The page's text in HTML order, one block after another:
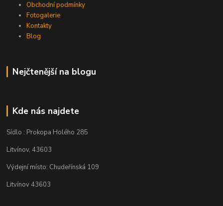
Obchodní podmínky
Fotogalerie
Kontakty
Blog
Nejčtenější na blogu
Kde nás najdete
Sídlo : Prokopa Holého 285
Litvínov, 43603
Výdejní místo: Chudeřínská 109
Litvínov 43603